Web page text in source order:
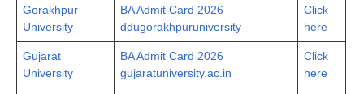
Gorakhpur
University
BA Admit Card 2026
ddugorakhpuruniversity
Click
here
Gujarat
University
BA Admit Card 2026
gujaratuniversity.ac.in
Click
here